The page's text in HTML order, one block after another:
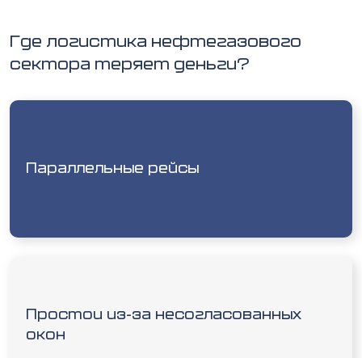
Где логистика нефтегазового
сектора теряет деньги?
Параллельные рейсы
Простои из-за несогласованных
окон